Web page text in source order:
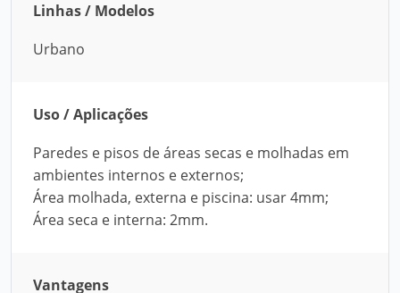
Linhas / Modelos
Urbano
Uso / Aplicações
Paredes e pisos de áreas secas e molhadas em
ambientes internos e externos;
Área molhada, externa e piscina: usar 4mm;
Área seca e interna: 2mm.
Vantagens